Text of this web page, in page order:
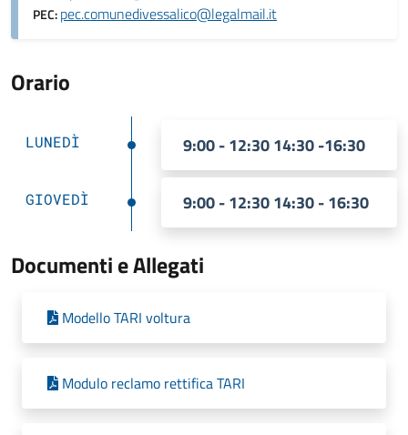
PEC:pec.comunedivessalico@legalmail.it
Orario
LUNEDÌ 9:00 - 12:30 14:30 -16:30
GIOVEDÌ 9:00 - 12:30 14:30 - 16:30
Documenti e Allegati
Modello TARI voltura
Modulo reclamo rettifica TARI